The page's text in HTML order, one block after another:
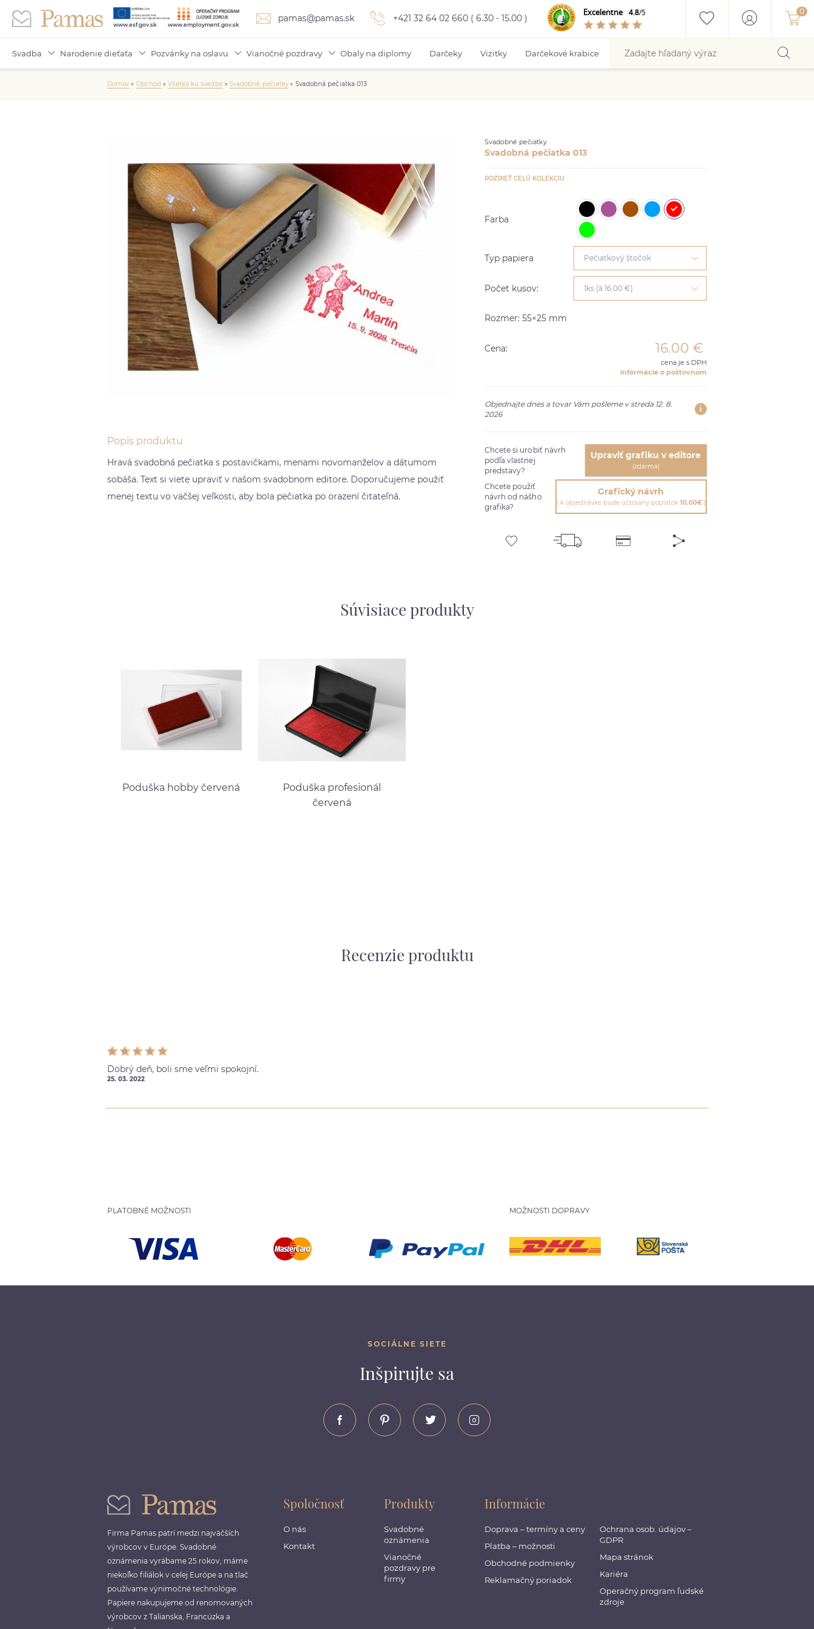
www.esf.gov.sk www.employment.gov.sk
pamas@pamas.sk +421 32 64 02 660 ( 6.30 - 15.00 )
Excelentne 4.8/5
Svadba Narodenie dieťaťa Pozvánky na oslavu Vianočné pozdravy Obaly na diplomy Darčeky Vizitky Darčekové krabice
Domov» Obchod »Všetko ku svadbe» Svadobné pečiatky » Svadobná pečiatka 013
Popis produktu
Hravá svadobná pečiatka s postavičkami, menami novomanželov a dátumom
sobáša. Text si viete upraviť v našom svadobnom editore. Doporučujeme použiť
menej textu vo väčšej veľkosti, aby bola pečiatka po orazení čitateľná.
Svadobné pečiatky
Svadobná pečiatka 013
POZRIEŤ CELÚ KOLEKCIU
Farba
Typ papiera Pečiatkový štočok
Počet kusov: 1ks (à 16.00 €)
Rozmer: 55×25 mm
Cena: 16.00 €
cena je s DPH
informácie o poštovnom
Objednajte dnes a tovar Vám pošleme v streda 12. 8.
2026
i
Chcete si urobiť návrh
podľa vlastnej
predstavy?
Upraviť grafiku v editore
(zdarma)
Chcete použiť
návrh od nášho
grafika?
Grafický návrh
( k objednávke bude účtovaný poplatok 10.00€ )
Súvisiace produkty
Poduška hobby červená
Poduška profesionál
červená
Recenzie produktu
Dobrý deň, boli sme veľmi spokojní.
25. 03. 2022
PLATOBNÉ MOŽNOSTI MOŽNOSTI DOPRAVY
SOCIÁLNE SIETE
Inšpirujte sa
Firma Pamas patrí medzi najväčších
výrobcov v Európe. Svadobné
oznámenia vyrábame 25 rokov, máme
niekoľko filiálok v celej Európe a na tlač
používame výnimočné technológie.
Papiere nakupujeme od renomovaných
výrobcov z Talianska, Francúzka a
Spoločnosť
O nás
Kontakt
Produkty
Svadobné
oznámenia
Vianočné
pozdravy pre
firmy
Informácie
Doprava – termíny a ceny
Platba – možnosti
Obchodné podmienky
Reklamačný poriadok
Ochrana osob. údajov –
GDPR
Mapa stránok
Kariéra
Operačný program ľudské
zdroje